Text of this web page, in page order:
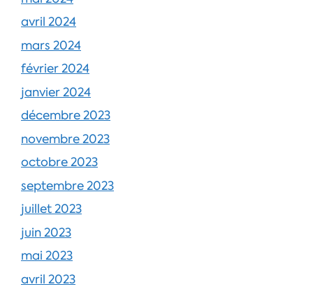
avril 2024
mars 2024
février 2024
janvier 2024
décembre 2023
novembre 2023
octobre 2023
septembre 2023
juillet 2023
juin 2023
mai 2023
avril 2023